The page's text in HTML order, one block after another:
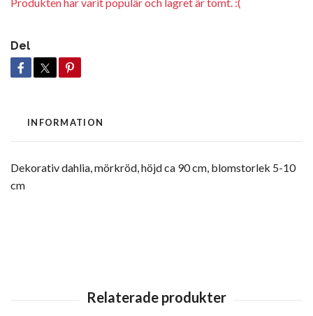
Del
INFORMATION
Dekorativ dahlia, mörkröd, höjd ca 90 cm, blomstorlek 5-10
cm